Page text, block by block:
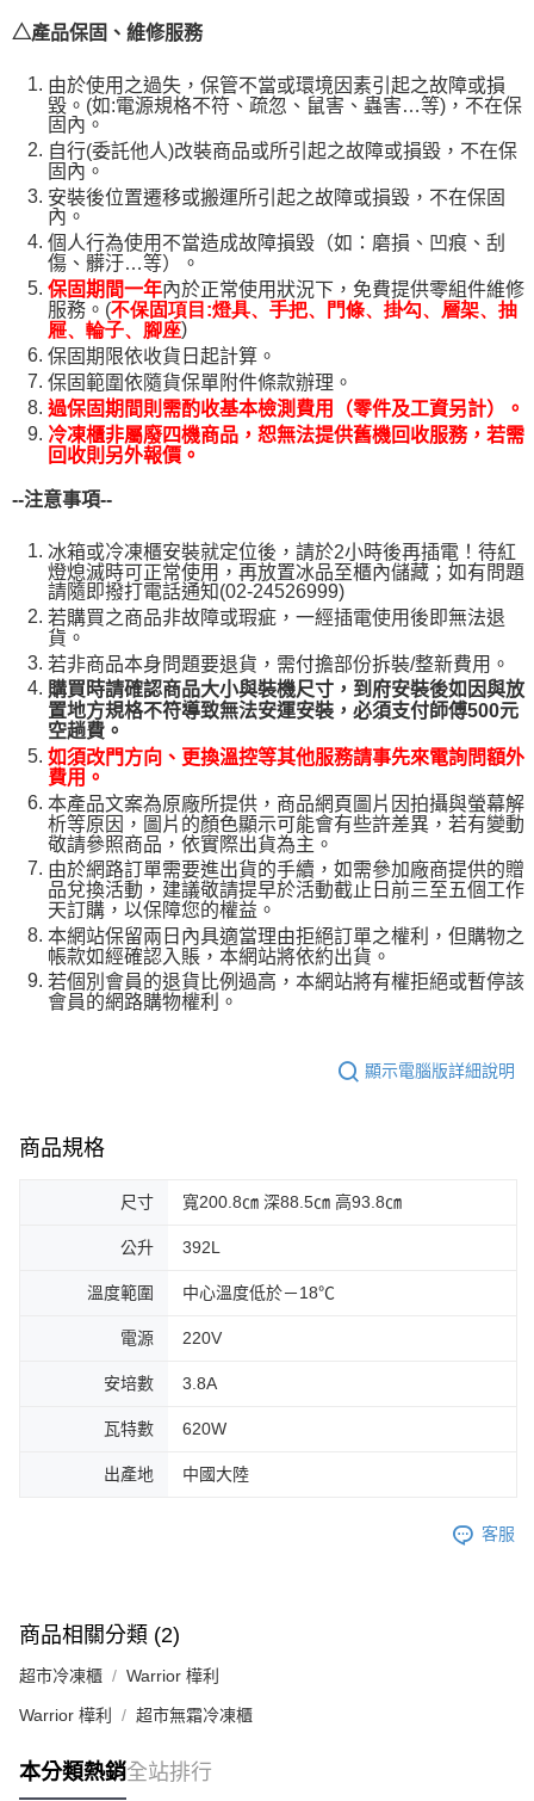
△產品保固、維修服務
由於使用之過失，保管不當或環境因素引起之故障或損
毀。(如:電源規格不符、疏忽、鼠害、蟲害…等)，不在保
固內。
自行(委託他人)改裝商品或所引起之故障或損毀，不在保
固內。
安裝後位置遷移或搬運所引起之故障或損毀，不在保固
內。
個人行為使用不當造成故障損毀（如：磨損、凹痕、刮
傷、髒汙…等）。
保固期間一年內於正常使用狀況下，免費提供零組件維修
服務。(不保固項目:燈具、手把、門條、掛勾、層架、抽
屜、輪子、腳座)
保固期限依收貨日起計算。
保固範圍依隨貨保單附件條款辦理。
過保固期間則需酌收基本檢測費用（零件及工資另計）。
冷凍櫃非屬廢四機商品，恕無法提供舊機回收服務，若需
回收則另外報價。
--注意事項--
冰箱或冷凍櫃安裝就定位後，請於2小時後再插電！待紅
燈熄滅時可正常使用，再放置冰品至櫃內儲藏；如有問題
請隨即撥打電話通知(02-24526999)
若購買之商品非故障或瑕疵，一經插電使用後即無法退
貨。
若非商品本身問題要退貨，需付擔部份拆裝/整新費用。
購買時請確認商品大小與裝機尺寸，到府安裝後如因與放
置地方規格不符導致無法安運安裝，必須支付師傅500元
空趟費。
如須改門方向、更換溫控等其他服務請事先來電詢問額外
費用。
本產品文案為原廠所提供，商品網頁圖片因拍攝與螢幕解
析等原因，圖片的顏色顯示可能會有些許差異，若有變動
敬請參照商品，依實際出貨為主。
由於網路訂單需要進出貨的手續，如需參加廠商提供的贈
品兌換活動，建議敬請提早於活動截止日前三至五個工作
天訂購，以保障您的權益。
本網站保留兩日內具適當理由拒絕訂單之權利，但購物之
帳款如經確認入賬，本網站將依約出貨。
若個別會員的退貨比例過高，本網站將有權拒絕或暫停該
會員的網路購物權利。
顯示電腦版詳細說明
商品規格
尺寸 寬200.8㎝ 深88.5㎝ 高93.8㎝
公升 392L
溫度範圍 中心溫度低於－18℃
電源 220V
安培數 3.8A
瓦特數 620W
出產地 中國大陸
客服
商品相關分類 (2)
超市冷凍櫃 Warrior 樺利
Warrior 樺利 超市無霜冷凍櫃
本分類熱銷全站排行